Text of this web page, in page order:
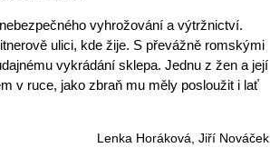
vyhrožování a výtržnictví.
ulici, kde žije. S převážně romskými
vykrádání sklepa. Jednu z žen a její
v ruce, jako zbraň mu měly posloužit i lať
Lenka Horáková, Jiří Nováček